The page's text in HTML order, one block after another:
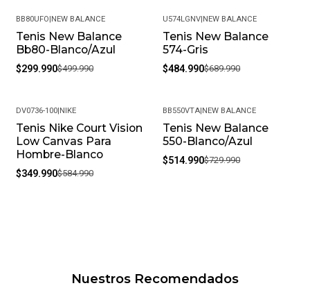
-40%
BB80UFO|NEW BALANCE
Tenis New Balance
Bb80-Blanco/Azul
$299.990$499.990
-30%
U574LGNV|NEW BALANCE
Tenis New Balance
574-Gris
$484.990$689.990
-40%
DV0736-100|NIKE
Tenis Nike Court Vision
Low Canvas Para
Hombre-Blanco
$349.990$584.990
-29%
BB550VTA|NEW BALANCE
Tenis New Balance
550-Blanco/Azul
$514.990$729.990
Nuestros Recomendados